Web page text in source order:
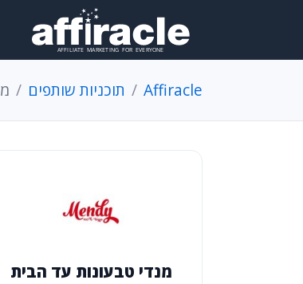
Affiracle תוכניות שותפים
מנדי טבעונות עד הבית